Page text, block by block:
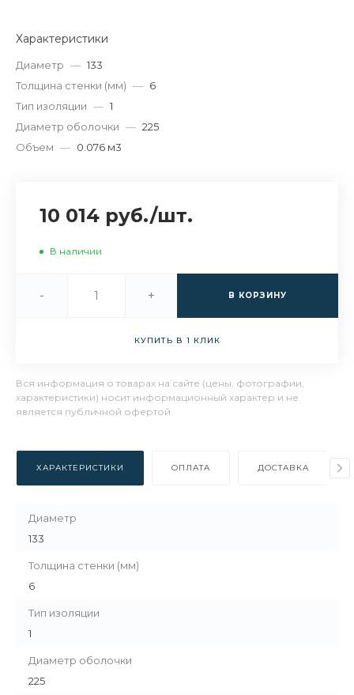
Характеристики
Диаметр — 133
Толщина стенки (мм) — 6
Тип изоляции — 1
Диаметр оболочки — 225
Объем — 0.076 м3
10 014 руб./шт.
В наличии
- + В КОРЗИНУ
КУПИТЬ В 1 КЛИК
Вся информация о товарах на сайте (цены, фотографии,
характеристики) носит информационный характер и не
является публичной офертой.
ХАРАКТЕРИСТИКИ ОПЛАТА ДОСТАВКА
Диаметр
133
Толщина стенки (мм)
6
Тип изоляции
1
Диаметр оболочки
225